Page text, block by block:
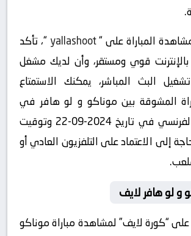
المباراة على “yallashoot
“، تأكد
قوي ومستقر، وأن لديك مشغل
البث المباشر، يمكنك الاستمتاع
المشوقة بين موناكو و لو هافر في
بطولة الدوري الفرنسي في تاريخ 2024-09-22 وتوقيت
الحاجة إلى الاعتماد على التلفزيون العادي أو
و لو هافر لايف
على “كورة لايف” لمشاهدة مباراة موناكو